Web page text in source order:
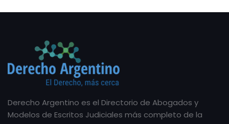
Derecho Argentino es el Directorio de Abogados y
Modelos de Escritos Judiciales más completo de la